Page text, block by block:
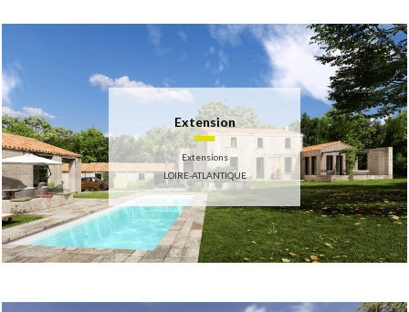
Extension
Extensions
LOIRE-ATLANTIQUE